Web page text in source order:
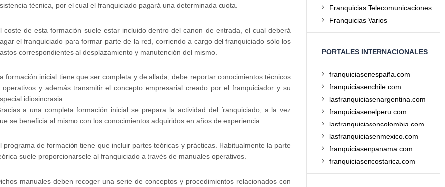
técnica, por el cual el franquiciado pagará una determinada cuota.
coste de esta formación suele estar incluido dentro del canon de entrada, el cual deberá
el franquiciado para formar parte de la red, corriendo a cargo del franquiciado sólo los
correspondientes al desplazamiento y manutención del mismo.
formación inicial tiene que ser completa y detallada, debe reportar conocimientos técnicos
operativos y además transmitir el concepto empresarial creado por el franquiciador y su
idiosincrasia.
a una completa formación inicial se prepara la actividad del franquiciado, a la vez
se beneficia al mismo con los conocimientos adquiridos en años de experiencia.
programa de formación tiene que incluir partes teóricas y prácticas. Habitualmente la parte
suele proporcionársele al franquiciado a través de manuales operativos.
manuales deben recoger una serie de conceptos y procedimientos relacionados con
Franquicias Telecomunicaciones
Franquicias Varios
PORTALES INTERNACIONALES
franquiciasenespaña.com
franquiciasenchile.com
lasfranquiciasenargentina.com
franquiciasenelperu.com
lasfranquiciasencolombia.com
lasfranquiciasenmexico.com
franquiciasenpanama.com
franquiciasencostarica.com